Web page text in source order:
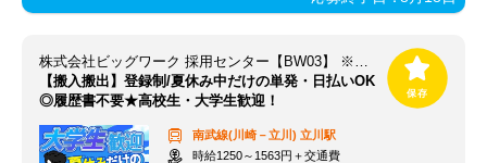
株式会社ビッグワーク 採用センター【BW03】 ※立川エリア
【搬入搬出】登録制/夏休み中だけの単発・日払いOK
◎履歴書不要★高校生・大学生歓迎！
南武線(川崎－立川) 立川駅
時給1250～1563円＋交通費